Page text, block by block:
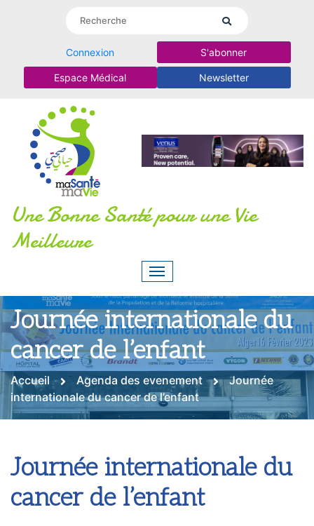
Connexion S'abonner
Espace Médical Newsletter
Une Bonne Santé pour une Vie
Meilleure
Journée internationale du
cancer de l’enfant
Accueil Agenda des evenement
Journée
internationale du cancer de l’enfant
Journée internationale du
cancer de l’enfant